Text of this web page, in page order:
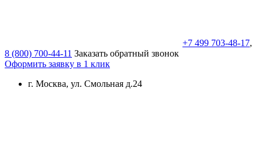
+7 499 703-48-17,
8 (800) 700-44-11 Заказать обратный звонок
Оформить заявку в 1 клик
г. Москва, ул. Смольная д.24